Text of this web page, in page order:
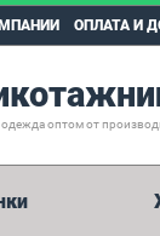
ОПЛАТА И
оптом от